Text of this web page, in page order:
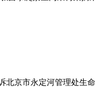
京市永定河管理处生